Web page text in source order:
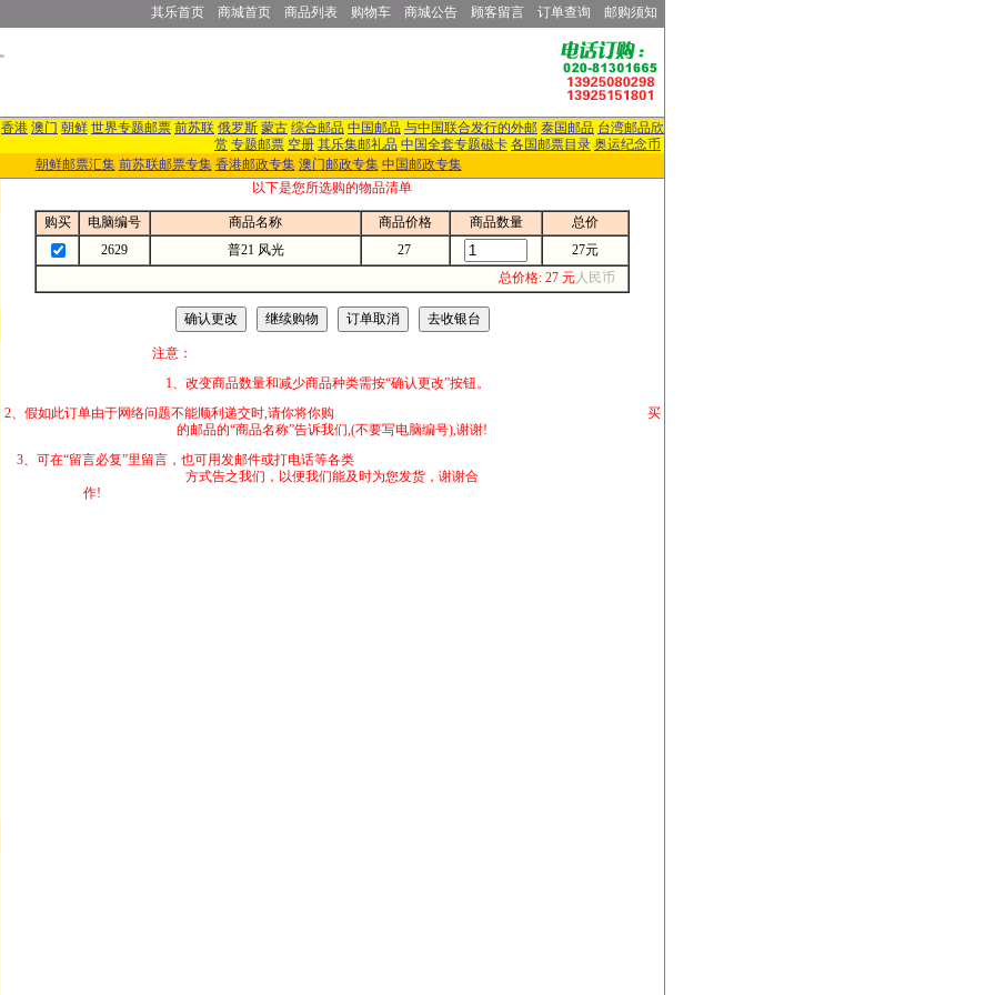
其乐首页 商城首页 商品列表 购物车 商城公告 顾客留言 订单查询 邮购须知
香港 澳门 朝鲜 世界专题邮票 前苏联 俄罗斯 蒙古 综合邮品 中国邮品 与中国联合发行的外邮 泰国邮品 台湾邮品欣
赏 专题邮票 空册 其乐集邮礼品 中国全套专题磁卡 各国邮票目录 奥运纪念币
朝鲜邮票汇集 前苏联邮票专集 香港邮政专集 澳门邮政专集 中国邮政专集
以下是您所选购的物品清单
购买 电脑编号 商品名称 商品价格 商品数量
总价
2629
普21 风光 27
27元
总价格: 27 元人民币
注意：
1、改变商品数量和减少商品种类需按“确认更改”按钮。
2、假如此订单由于网络问题不能顺利递交时,请你将你购 买
的邮品的“商品名称”告诉我们,(不要写电脑编号),谢谢!
3、可在“留言必复”里留言，也可用发邮件或打电话等各类
方式告之我们，以便我们能及时为您发货，谢谢合
作!